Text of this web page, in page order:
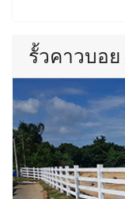
รั้วคาวบอย